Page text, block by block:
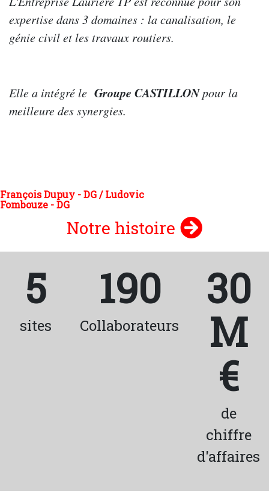
expertise dans 3 domaines : la canalisation, le
génie civil et les travaux routiers.
Elle a intégré le Groupe CASTILLONpour la
meilleure des synergies.
François Dupuy - DG / Ludovic
Fombouze - DG
Notre histoire
Castillon en chiffres
5
sites
190
Collaborateurs
30
M
€
de
chiffre
d'affaires